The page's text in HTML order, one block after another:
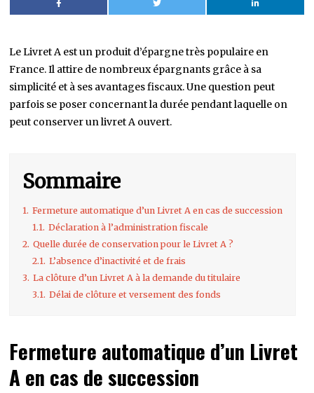
Le Livret A est un produit d’épargne très populaire en
France. Il attire de nombreux épargnants grâce à sa
simplicité et à ses avantages fiscaux. Une question peut
parfois se poser concernant la durée pendant laquelle on
peut conserver un livret A ouvert.
Sommaire
1. Fermeture automatique d’un Livret A en cas de succession
1.1. Déclaration à l’administration fiscale
2. Quelle durée de conservation pour le Livret A ?
2.1. L’absence d’inactivité et de frais
3. La clôture d’un Livret A à la demande du titulaire
3.1. Délai de clôture et versement des fonds
Fermeture automatique d’un Livret
A en cas de succession